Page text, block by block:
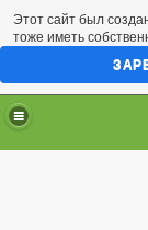
Этот сайт был
тоже иметь